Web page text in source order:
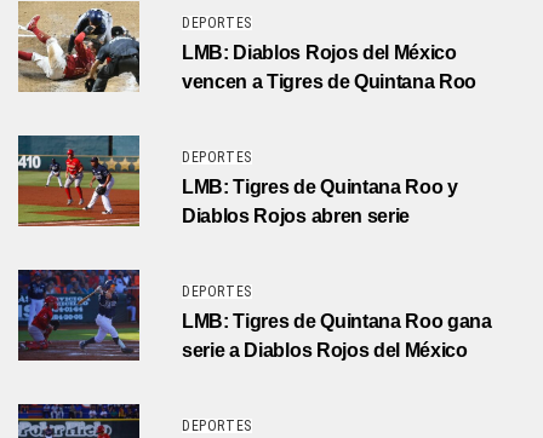
DEPORTES
LMB: Diablos Rojos del México
vencen a Tigres de Quintana Roo
DEPORTES
LMB: Tigres de Quintana Roo y
Diablos Rojos abren serie
DEPORTES
LMB: Tigres de Quintana Roo gana
serie a Diablos Rojos del México
DEPORTES